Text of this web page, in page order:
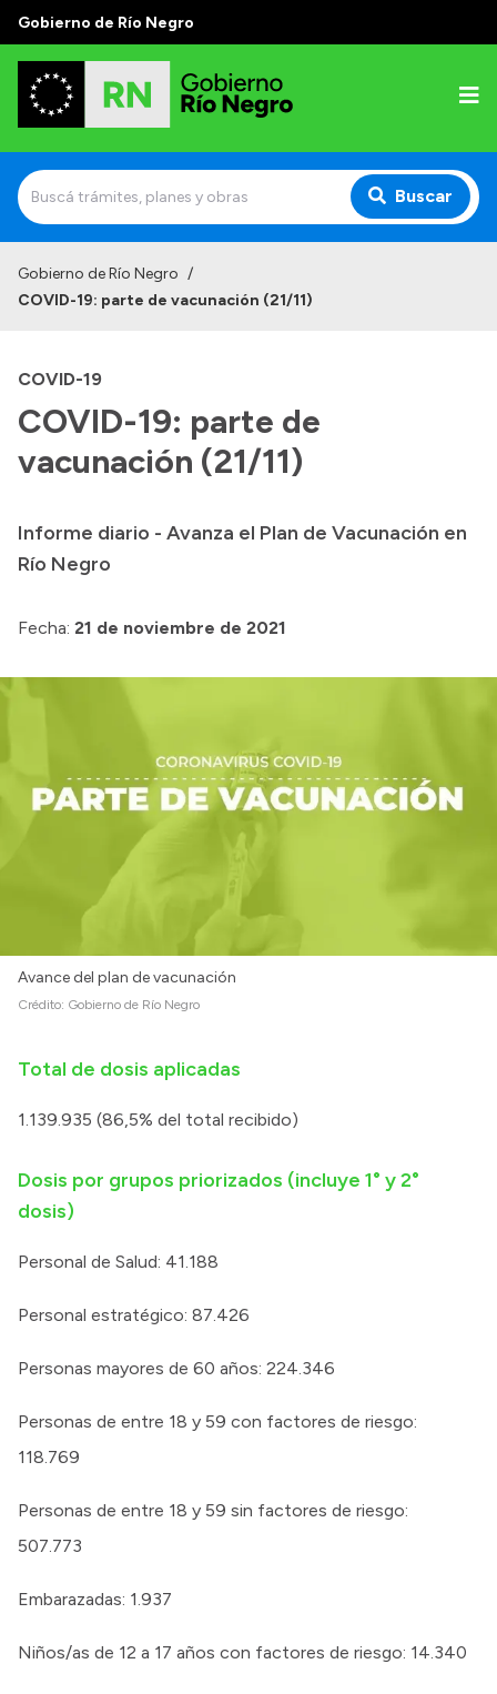
Gobierno de Río Negro
Buscar
Discursos en la Legislatura
Casa de Gobierno
Acerca de Río Negro
Historia
Geografía
Presupuesto
Boletín Oficial
Compras y licitaciones
Consulta de expedientes
Consulta de pago a proveedores
Convocatorias
Intranet
Gobierno de Río Negro /
COVID-19: parte de vacunación (21/11)
COVID-19
COVID-19: parte de
vacunación (21/11)
Informe diario - Avanza el Plan de Vacunación en
Río Negro
Fecha: 21 de noviembre de 2021
Avance del plan de vacunación
Crédito: Gobierno de Río Negro
Total de dosis aplicadas
1.139.935 (86,5% del total recibido)
Dosis por grupos priorizados (incluye 1° y 2°
dosis)
Personal de Salud: 41.188
Personal estratégico: 87.426
Personas mayores de 60 años: 224.346
Personas de entre 18 y 59 con factores de riesgo:
118.769
Personas de entre 18 y 59 sin factores de riesgo:
507.773
Embarazadas: 1.937
Niños/as de 12 a 17 años con factores de riesgo: 14.340